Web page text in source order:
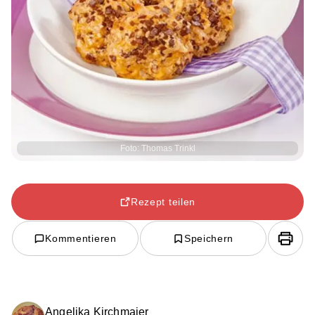
Foto: Thomas Trinkl
Rezept teilen
Kommentieren Speichern
Angelika Kirchmaier